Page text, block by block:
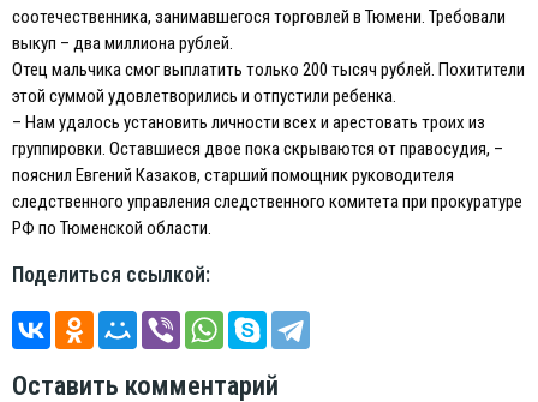
соотечественника, занимавшегося торговлей в Тюмени. Требовали
выкуп – два миллиона рублей.
Отец мальчика смог выплатить только 200 тысяч рублей. Похитители
этой суммой удовлетворились и отпустили ребенка.
– Нам удалось установить личности всех и арестовать троих из
группировки. Оставшиеся двое пока скрываются от правосудия, –
пояснил Евгений Казаков, старший помощник руководителя
следственного управления следственного комитета при прокуратуре
РФ по Тюменской области.
Поделиться ссылкой:
Оставить комментарий